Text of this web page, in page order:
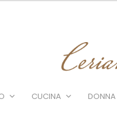
CUCINA DONNA